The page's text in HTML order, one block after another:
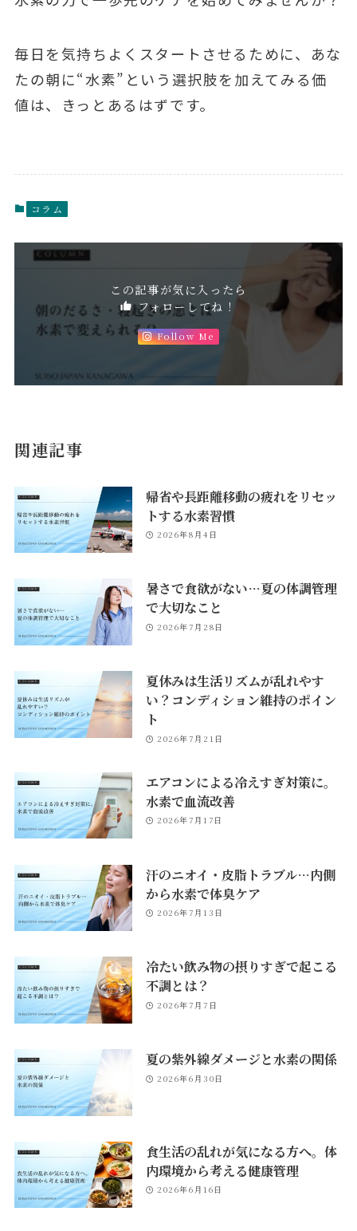
毎日を気持ちよくスタートさせるために、あな
たの朝に“水素”という選択肢を加えてみる価
値は、きっとあるはずです。
コラム
この記事が気に入ったら
フォローしてね！
Follow Me
関連記事
帰省や長距離移動の疲れをリセッ
トする水素習慣
2026年8月4日
暑さで食欲がない…夏の体調管理
で大切なこと
2026年7月28日
夏休みは生活リズムが乱れやす
い？コンディション維持のポイン
ト
2026年7月21日
エアコンによる冷えすぎ対策に。
水素で血流改善
2026年7月17日
汗のニオイ・皮脂トラブル…内側
から水素で体臭ケア
2026年7月13日
冷たい飲み物の摂りすぎで起こる
不調とは？
2026年7月7日
夏の紫外線ダメージと水素の関係
2026年6月30日
食生活の乱れが気になる方へ。体
内環境から考える健康管理
2026年6月16日